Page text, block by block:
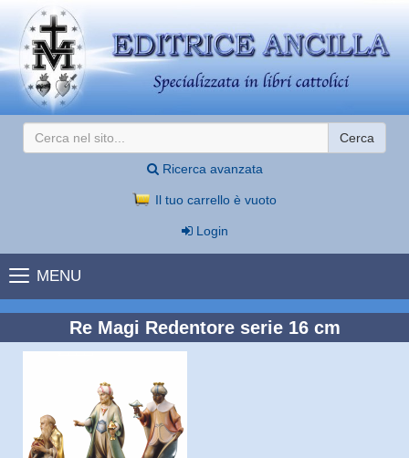
Cerca
Ricerca avanzata
Il tuo carrello è vuoto
Login
MENU
Re Magi Redentore serie 16 cm